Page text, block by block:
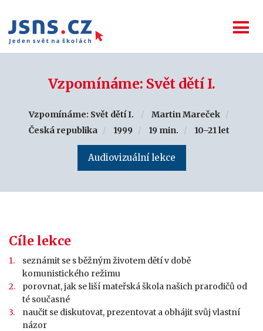
Vzpomínáme: Svět dětí I.
Vzpomínáme: Svět dětí I.
Martin Mareček
Česká republika
1999 19 min. 10–21 let
Audiovizuální lekce
Cíle lekce
seznámit se s běžným životem dětí v době
komunistického režimu
porovnat, jak se liší mateřská škola našich prarodičů od
té současné
naučit se diskutovat, prezentovat a obhájit svůj vlastní
názor